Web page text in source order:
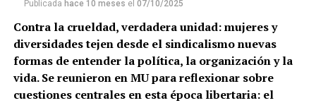
Publicada hace 10 meses el 07/10/2025
Contra la crueldad, verdadera unidad: mujeres y
diversidades tejen desde el sindicalismo nuevas
formas de entender la política, la organización y la
vida. Se reunieron en MU para reflexionar sobre
cuestiones centrales en esta época libertaria: el